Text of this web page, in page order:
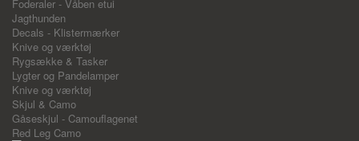
Foderaler - Våben etui
Jagthunden
Decals - Klistermærker
Knive og værktøj
Rygsække & Tasker
Lygter og Pandelamper
Knive og værktøj
Skjul & Camo
Gåseskjul - Camouflagenet
Red Leg Camo